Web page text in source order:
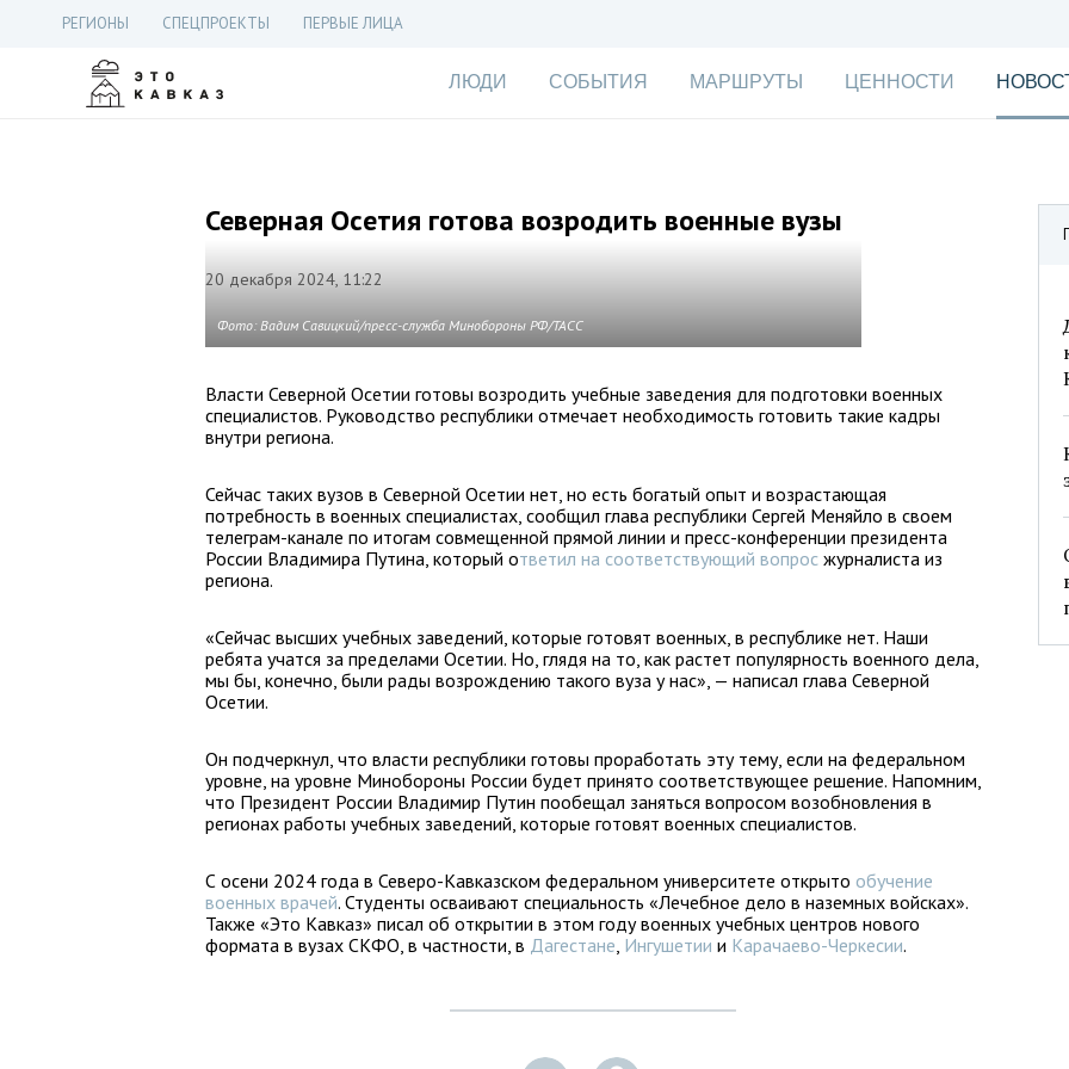
РЕГИОНЫ СПЕЦПРОЕКТЫ ПЕРВЫЕ ЛИЦА
ЛЮДИ СОБЫТИЯ МАРШРУТЫ ЦЕННОСТИ
Северная Осетия готова возродить военные вузы
20 декабря 2024, 11:22
Фото: Вадим Савицкий/пресс-служба Минобороны РФ/ТАСС
Власти Северной Осетии готовы возродить учебные заведения для подготовки военных
специалистов. Руководство республики отмечает необходимость готовить такие кадры
внутри региона.
Сейчас таких вузов в Северной Осетии нет, но есть богатый опыт и возрастающая
потребность в военных специалистах, сообщил глава республики Сергей Меняйло в своем
телеграм-канале по итогам совмещенной прямой линии и пресс-конференции президента
России Владимира Путина, который ответил на соответствующий вопрос журналиста из
региона.
«Сейчас высших учебных заведений, которые готовят военных, в республике нет. Наши
ребята учатся за пределами Осетии. Но, глядя на то, как растет популярность военного дела,
мы бы, конечно, были рады возрождению такого вуза у нас», — написал глава Северной
Осетии.
Он подчеркнул, что власти республики готовы проработать эту тему, если на федеральном
уровне, на уровне Минобороны России будет принято соответствующее решение. Напомним,
что Президент России Владимир Путин пообещал заняться вопросом возобновления в
регионах работы учебных заведений, которые готовят военных специалистов.
С осени 2024 года в Северо-Кавказском федеральном университете открыто обучение
военных врачей. Студенты осваивают специальность «Лечебное дело в наземных войсках».
Также «Это Кавказ» писал об открытии в этом году военных учебных центров нового
формата в вузах СКФО, в частности, в Дагестане, Ингушетии и Карачаево-Черкесии.